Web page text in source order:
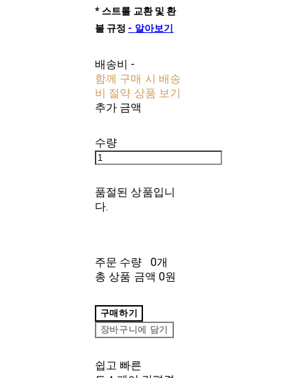
* 스트롤 교환 및 환
불 규정 - 알아보기
배송비 -
함께 구매 시 배송
비 절약 상품 보기
추가 금액
수량
품절된 상품입니
다.
주문 수량
0개
총 상품 금액 0원
구매하기
장바구니에 담기
쉽고 빠른